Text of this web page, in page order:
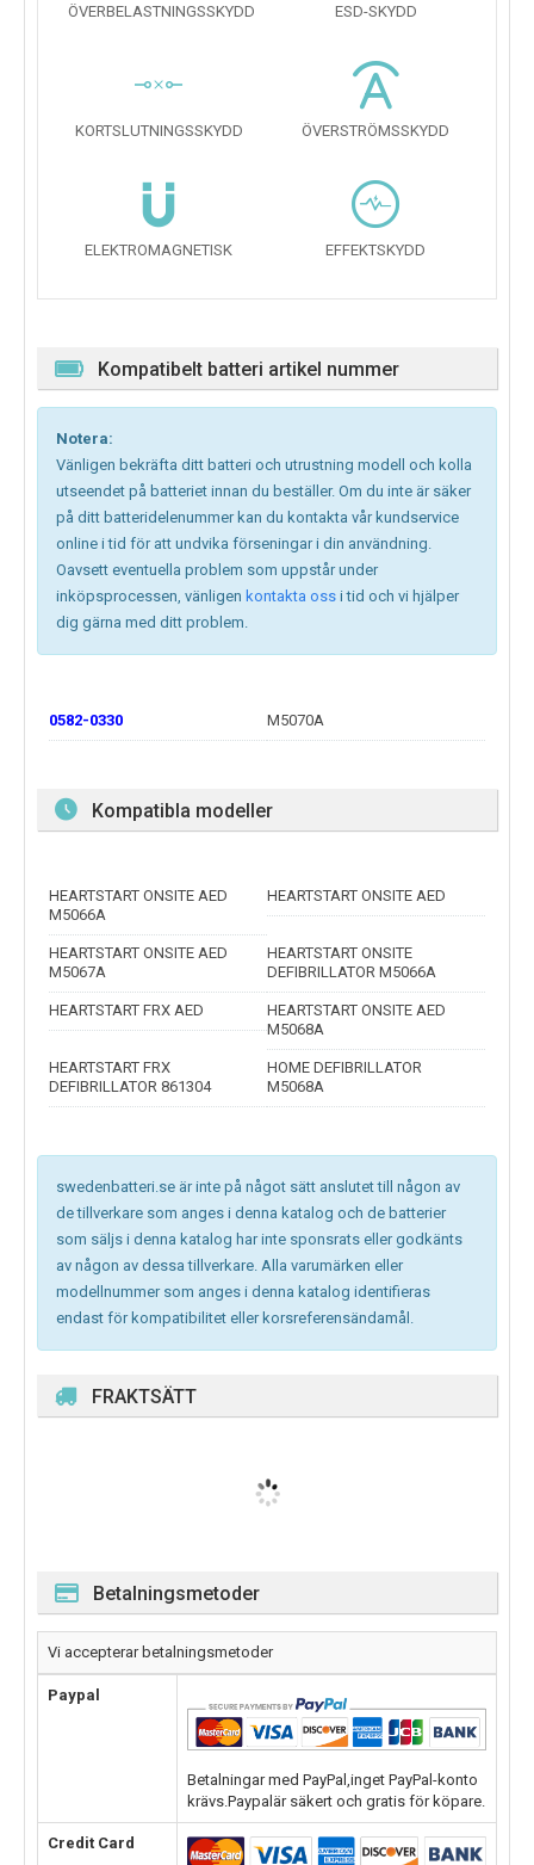
ÖVERBELASTNINGSSKYDD ESD-SKYDD
KORTSLUTNINGSSKYDD ÖVERSTRÖMSSKYDD
ELEKTROMAGNETISK EFFEKTSKYDD
Kompatibelt batteri artikel nummer
Notera:
Vänligen bekräfta ditt batteri och utrustning modell och kolla
utseendet på batteriet innan du beställer. Om du inte är säker
på ditt batteridelenummer kan du kontakta vår kundservice
online i tid för att undvika förseningar i din användning.
Oavsett eventuella problem som uppstår under
inköpsprocessen, vänligen kontakta oss i tid och vi hjälper
dig gärna med ditt problem.
0582-0330 M5070A
Kompatibla modeller
HEARTSTART ONSITE AED
M5066A
HEARTSTART ONSITE AED
HEARTSTART ONSITE AED
M5067A
HEARTSTART ONSITE
DEFIBRILLATOR M5066A
HEARTSTART FRX AED
HEARTSTART ONSITE AED
M5068A
HEARTSTART FRX
DEFIBRILLATOR 861304
HOME DEFIBRILLATOR
M5068A
swedenbatteri.se är inte på något sätt anslutet till någon av
de tillverkare som anges i denna katalog och de batterier
som säljs i denna katalog har inte sponsrats eller godkänts
av någon av dessa tillverkare. Alla varumärken eller
modellnummer som anges i denna katalog identifieras
endast för kompatibilitet eller korsreferensändamål.
FRAKTSÄTT
Betalningsmetoder
Vi accepterar betalningsmetoder
Paypal
Betalningar med PayPal,inget PayPal-konto
krävs.Paypalär säkert och gratis för köpare.
Credit Card